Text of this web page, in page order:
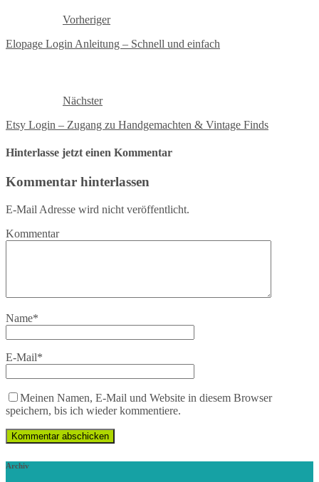
Vorheriger
Elopage Login Anleitung – Schnell und einfach
Nächster
Etsy Login – Zugang zu Handgemachten & Vintage Finds
Hinterlasse jetzt einen Kommentar
Kommentar hinterlassen
E-Mail Adresse wird nicht veröffentlicht.
Kommentar
Name*
E-Mail*
Meinen Namen, E-Mail und Website in diesem Browser
speichern, bis ich wieder kommentiere.
Archiv